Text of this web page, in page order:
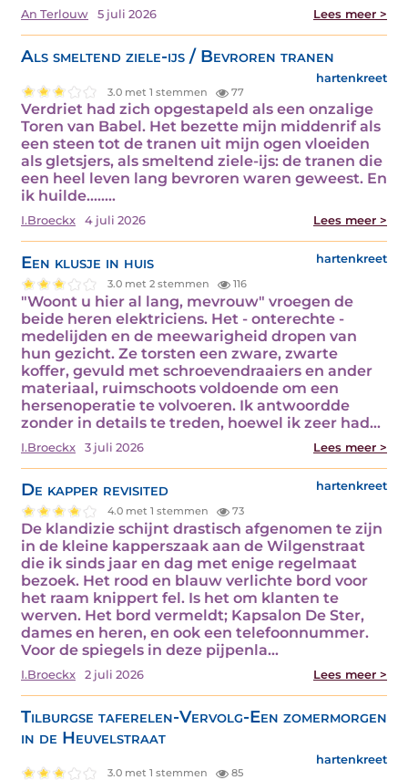
An Terlouw 5 juli 2026 Lees meer >
Als smeltend ziele-ijs / Bevroren tranen
hartenkreet
3.0 met 1 stemmen 77
Verdriet had zich opgestapeld als een onzalige
Toren van Babel. Het bezette mijn middenrif als
een steen tot de tranen uit mijn ogen vloeiden
als gletsjers, als smeltend ziele-ijs: de tranen die
een heel leven lang bevroren waren geweest. En
ik huilde.....…
I.Broeckx 4 juli 2026 Lees meer >
Een klusje in huis hartenkreet
3.0 met 2 stemmen 116
"Woont u hier al lang, mevrouw" vroegen de
beide heren elektriciens. Het - onterechte -
medelijden en de meewarigheid dropen van
hun gezicht. Ze torsten een zware, zwarte
koffer, gevuld met schroevendraaiers en ander
materiaal, ruimschoots voldoende om een
hersenoperatie te volvoeren. Ik antwoordde
zonder in details te treden, hoewel ik zeer had…
I.Broeckx 3 juli 2026 Lees meer >
De kapper revisited hartenkreet
4.0 met 1 stemmen 73
De klandizie schijnt drastisch afgenomen te zijn
in de kleine kapperszaak aan de Wilgenstraat
die ik sinds jaar en dag met enige regelmaat
bezoek. Het rood en blauw verlichte bord voor
het raam knippert fel. Is het om klanten te
werven. Het bord vermeldt; Kapsalon De Ster,
dames en heren, en ook een telefoonnummer.
Voor de spiegels in deze pijpenla…
I.Broeckx 2 juli 2026 Lees meer >
Tilburgse taferelen-Vervolg-Een zomermorgen
in de Heuvelstraat
hartenkreet
3.0 met 1 stemmen 85